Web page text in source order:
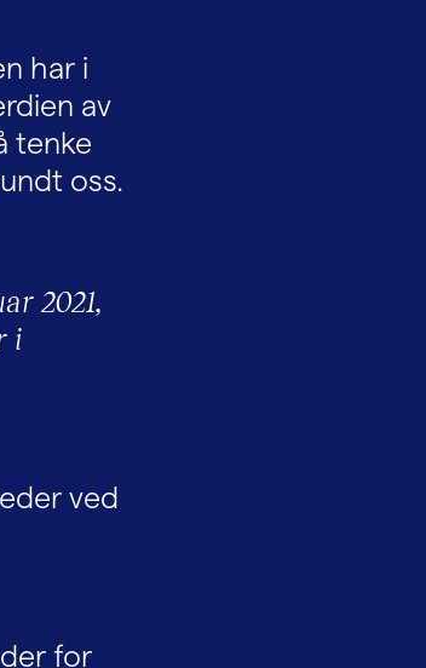
har i
av
tenke
oss.
2021,
i
ved
for